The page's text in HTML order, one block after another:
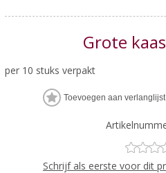
Grote
per 10 stuks verpakt
Schrijf als eerste voor dit